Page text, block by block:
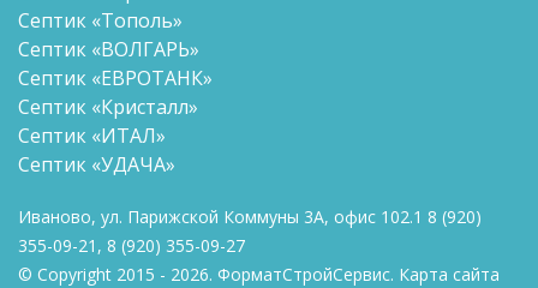
Септик «Тополь»
Септик «ВОЛГАРЬ»
Септик «ЕВРОТАНК»
Септик «Кристалл»
Септик «ИТАЛ»
Септик «УДАЧА»
Иваново, ул. Парижской Коммуны 3А, офис 102.1 8 (920)
355-09-21 , 8 (920) 355-09-27
© Copyright 2015 - 2026. ФорматСтройСервис. Карта сайта